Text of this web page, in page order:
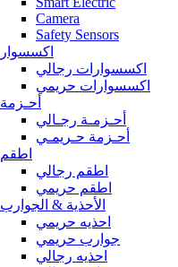
Camera
Safety Sensors
اكسسوار
اكسسوارات رجالي
اكسسوارات حريمي
أحـزمة
أحـزمـة رجـالي
أحـزمة حـريمـي
اطقم
اطقم رجالي
اطقم حريمي
الأحذية & الجوارب
احذيه حريمي
جوارب حريمي
احذيه رجالي